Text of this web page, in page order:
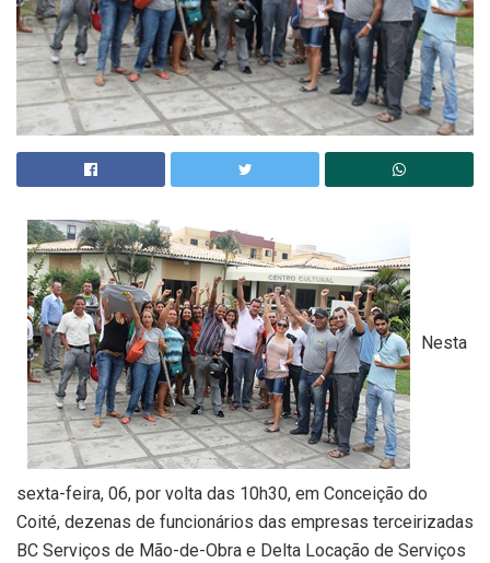
Nesta
sexta-feira, 06, por volta das 10h30, em Conceição do
Coité, dezenas de funcionários das empresas terceirizadas
BC Serviços de Mão-de-Obra e Delta Locação de Serviços